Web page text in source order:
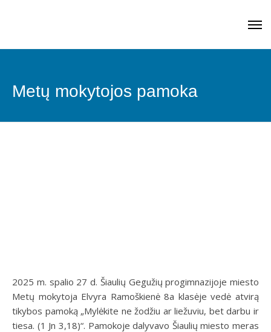
Metų mokytojos pamoka
2025 m. spalio 27 d. Šiaulių Gegužių progimnazijoje miesto
Metų mokytoja Elvyra Ramoškienė 8a klasėje vedė atvirą
tikybos pamoką „Mylėkite ne žodžiu ar liežuviu, bet darbu ir
tiesa. (1 Jn 3,18)“. Pamokoje dalyvavo Šiaulių miesto meras